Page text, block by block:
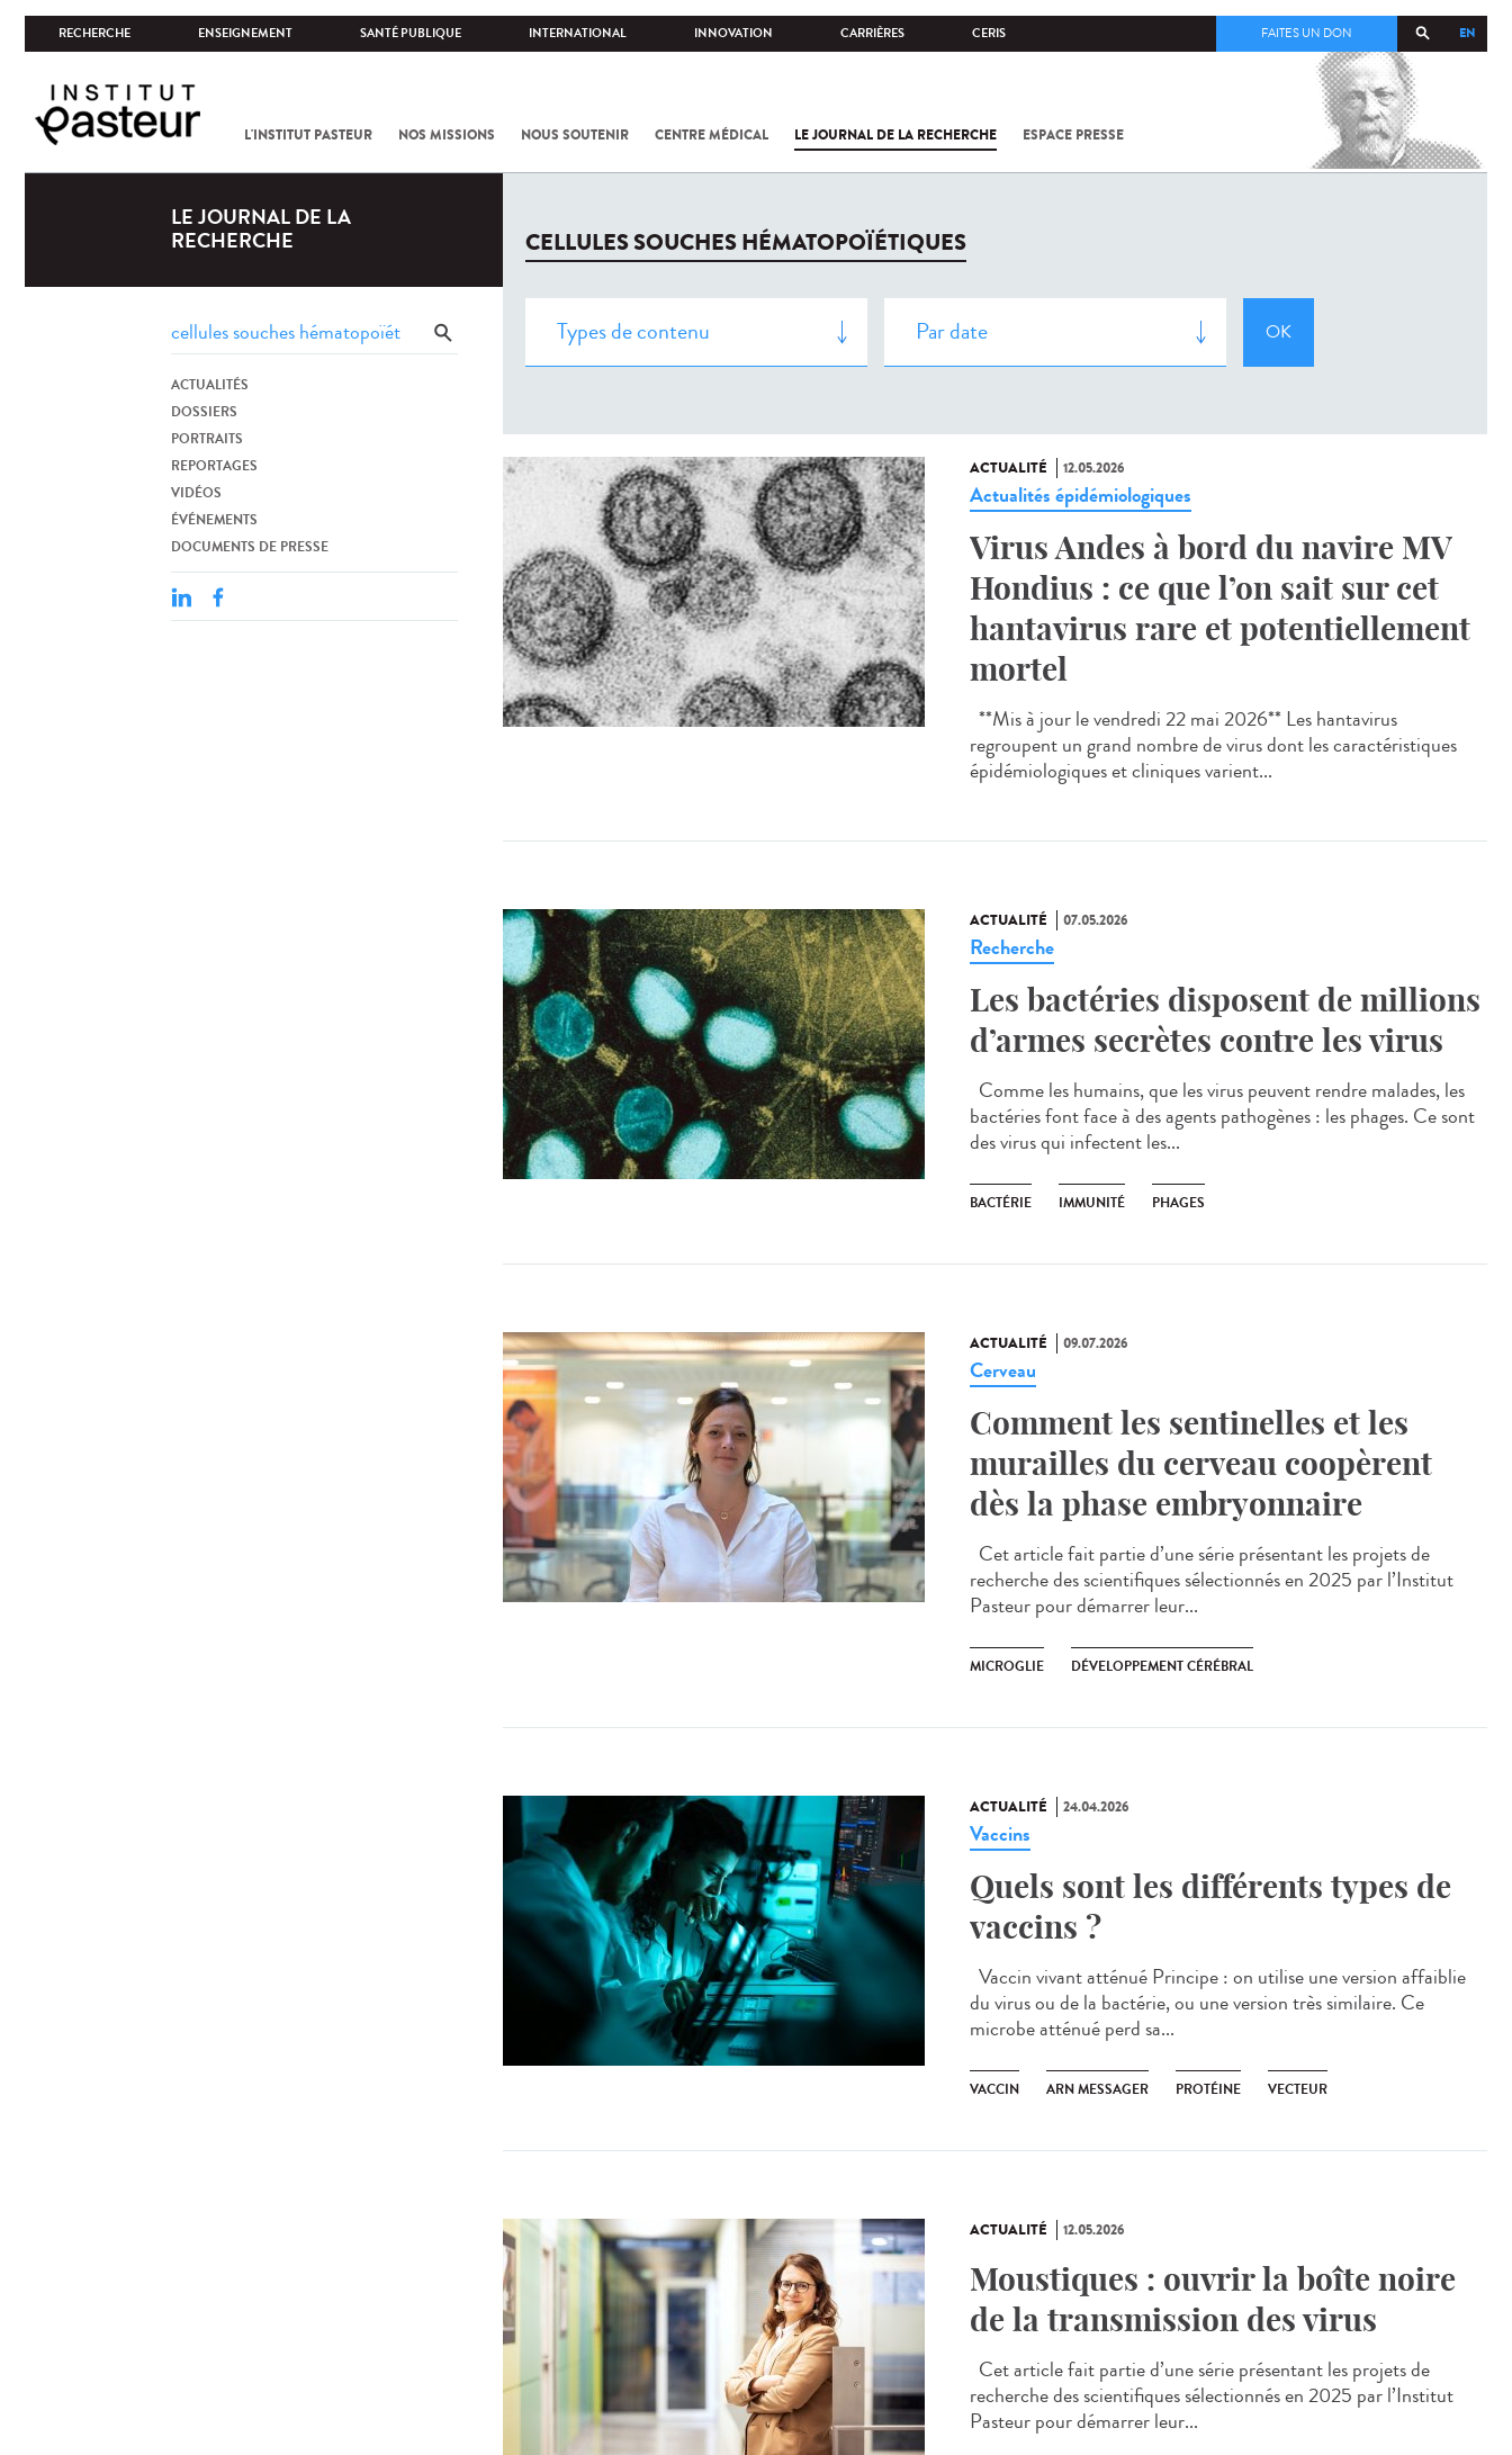
RECHERCHE ENSEIGNEMENT SANTÉ PUBLIQUE INTERNATIONAL INNOVATION CARRIÈRES CERIS EN
FAITES UN DON
L'INSTITUT PASTEUR NOS MISSIONS NOUS SOUTENIR CENTRE MÉDICAL LE JOURNAL DE LA RECHERCHE ESPACE PRESSE
COV-2 /
LE JOURNAL DE LA
RECHERCHE
ACTUALITÉS
DOSSIERS
PORTRAITS
REPORTAGES
VIDÉOS
ÉVÉNEMENTS
DOCUMENTS DE PRESSE
CELLULES SOUCHES HÉMATOPOÏÉTIQUES
ACTUALITÉ 12.05.2026
Actualités épidémiologiques
Virus Andes à bord du navire MV
Hondius : ce que l’on sait sur cet
hantavirus rare et potentiellement
mortel
**Mis à jour le vendredi 22 mai 2026** Les hantavirus
regroupent un grand nombre de virus dont les caractéristiques
épidémiologiques et cliniques varient...
ACTUALITÉ 07.05.2026
Recherche
Les bactéries disposent de millions
d’armes secrètes contre les virus
Comme les humains, que les virus peuvent rendre malades, les
bactéries font face à des agents pathogènes : les phages. Ce sont
des virus qui infectent les...
BACTÉRIE IMMUNITÉ PHAGES
ACTUALITÉ 09.07.2026
Cerveau
Comment les sentinelles et les
murailles du cerveau coopèrent
dès la phase embryonnaire
Cet article fait partie d’une série présentant les projets de
recherche des scientifiques sélectionnés en 2025 par l’Institut
Pasteur pour démarrer leur...
MICROGLIE DÉVELOPPEMENT CÉRÉBRAL
ACTUALITÉ 24.04.2026
Vaccins
Quels sont les différents types de
vaccins ?
Vaccin vivant atténué Principe : on utilise une version affaiblie
du virus ou de la bactérie, ou une version très similaire. Ce
microbe atténué perd sa...
VACCIN ARN MESSAGER PROTÉINE VECTEUR
ACTUALITÉ 12.05.2026
Moustiques : ouvrir la boîte noire
de la transmission des virus
Cet article fait partie d’une série présentant les projets de
recherche des scientifiques sélectionnés en 2025 par l’Institut
Pasteur pour démarrer leur...